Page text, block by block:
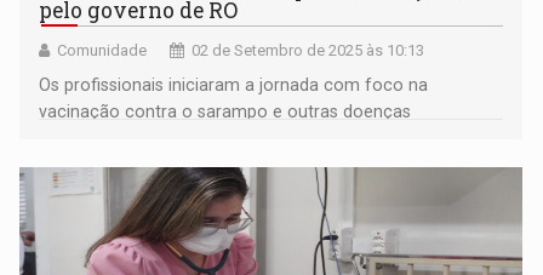
pelo governo de RO
Comunidade 02 de Setembro de 2025 às 10:13
Os profissionais iniciaram a jornada com foco na
vacinação contra o sarampo e outras doenças